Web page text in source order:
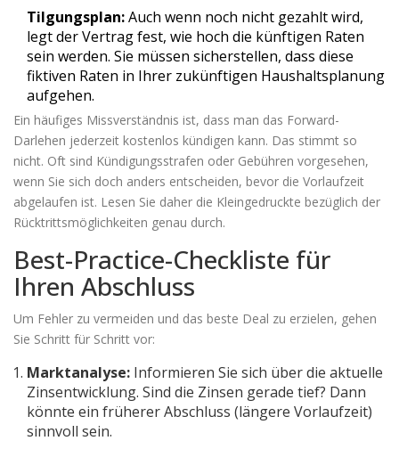
Tilgungsplan:Auch wenn noch nicht gezahlt wird,
legt der Vertrag fest, wie hoch die künftigen Raten
sein werden. Sie müssen sicherstellen, dass diese
fiktiven Raten in Ihrer zukünftigen Haushaltsplanung
aufgehen.
Ein häufiges Missverständnis ist, dass man das Forward-
Darlehen jederzeit kostenlos kündigen kann. Das stimmt so
nicht. Oft sind Kündigungsstrafen oder Gebühren vorgesehen,
wenn Sie sich doch anders entscheiden, bevor die Vorlaufzeit
abgelaufen ist. Lesen Sie daher die Kleingedruckte bezüglich der
Rücktrittsmöglichkeiten genau durch.
Best-Practice-Checkliste für
Ihren Abschluss
Um Fehler zu vermeiden und das beste Deal zu erzielen, gehen
Sie Schritt für Schritt vor:
Marktanalyse: Informieren Sie sich über die aktuelle
Zinsentwicklung. Sind die Zinsen gerade tief? Dann
könnte ein früherer Abschluss (längere Vorlaufzeit)
sinnvoll sein.